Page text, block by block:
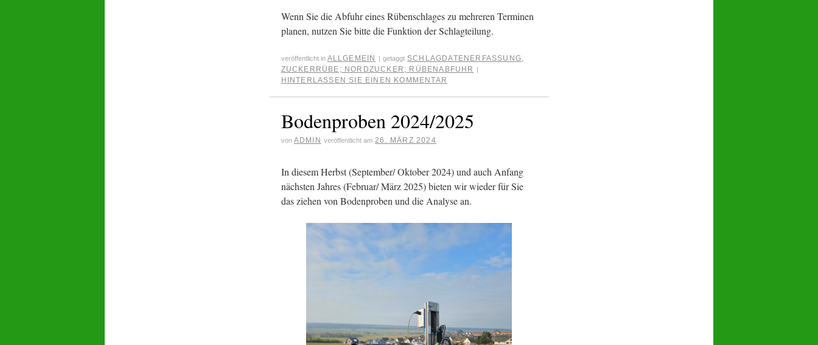
Wenn Sie die Abfuhr eines Rübenschlages zu mehreren Terminen
planen, nutzen Sie bitte die Funktion der Schlagteilung.
veröffentlicht in ALLGEMEIN getaggt SCHLAGDATENERFASSUNG,
ZUCKERRÜBE; NORDZUCKER; RÜBENABFUHR
HINTERLASSEN SIE EINEN KOMMENTAR
Bodenproben 2024/2025
von ADMIN veröffentlicht am 26. MÄRZ 2024
In diesem Herbst (September/ Oktober 2024) und auch Anfang
nächsten Jahres (Februar/ März 2025) bieten wir wieder für Sie
das ziehen von Bodenproben und die Analyse an.